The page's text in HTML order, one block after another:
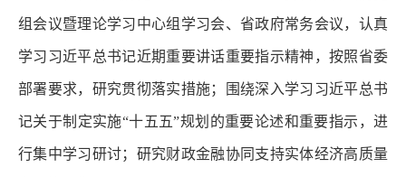
组会议暨理论学习中心组学习会、省政府常务会议，认真
学习习近平总书记近期重要讲话重要指示精神，按照省委
部署要求，研究贯彻落实措施；围绕深入学习习近平总书
记关于制定实施“十五五”规划的重要论述和重要指示，进
行集中学习研讨；研究财政金融协同支持实体经济高质量